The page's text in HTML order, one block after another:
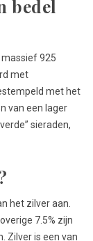
bedel
massief 925
met
met het
van een lager
sieraden,
het zilver aan.
7.5% zijn
Zilver is een van